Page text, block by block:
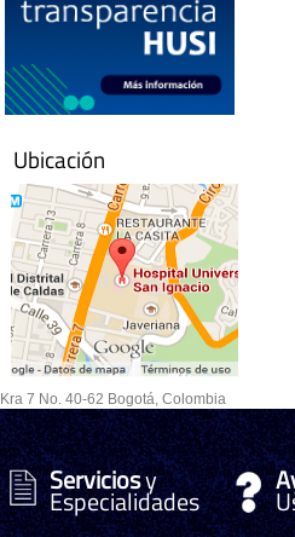
Ubicación
Kra 7 No. 40-62 Bogotá, Colombia
Serviciosy
Especialidades